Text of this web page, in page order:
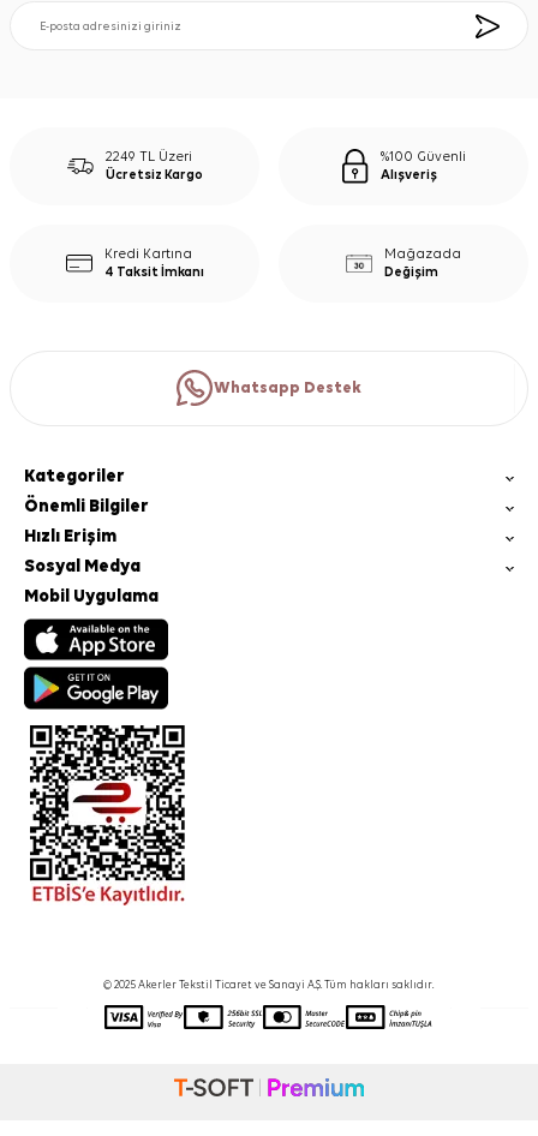
2249 TL Üzeri
Ücretsiz Kargo
%100 Güvenli
Alışveriş
Kredi Kartına
4 Taksit İmkanı
Mağazada
Değişim
Whatsapp Destek
Kategoriler
Önemli Bilgiler
Hızlı Erişim
Sosyal Medya
Mobil Uygulama
© 2025 Akerler Tekstil Ticaret ve Sanayi A.Ş. Tüm hakları saklıdır.